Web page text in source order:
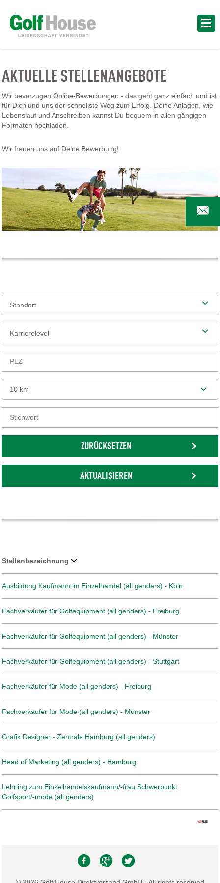
AKTUELLE STELLENANGEBOTE
Wir bevorzugen Online-Bewerbungen - das geht ganz einfach und ist
für Dich und uns der schnellste Weg zum Erfolg. Deine Anlagen, wie
Lebenslauf und Anschreiben kannst Du bequem in allen gängigen
Formaten hochladen.
Wir freuen uns auf Deine Bewerbung!
Standort
Karrierelevel
10 km
ZURÜCKSETZEN
AKTUALISIEREN
Stellenbezeichnung
Ausbildung Kaufmann im Einzelhandel (all genders) - Köln
Fachverkäufer für Golfequipment (all genders) - Freiburg
Fachverkäufer für Golfequipment (all genders) - Münster
Fachverkäufer für Golfequipment (all genders) - Stuttgart
Fachverkäufer für Mode (all genders) - Freiburg
Fachverkäufer für Mode (all genders) - Münster
Grafik Designer - Zentrale Hamburg (all genders)
Head of Marketing (all genders) - Hamburg
Lehrling zum Einzelhandelskaufmann/-frau Schwerpunkt
Golfsport/-mode (all genders)